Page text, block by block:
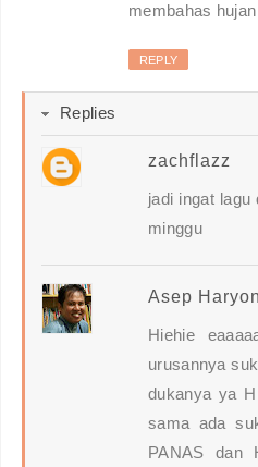
membahas
REPLY
Replies
zachflazz
jadi ingat lagu
minggu
Asep
Hiehie
urusannya
dukanya ya
sama ada
PANAS dan